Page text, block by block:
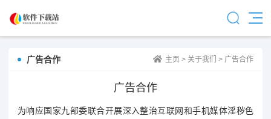
广告合作 主页 > 关于我们 > 广告合作
广告合作
为响应国家九部委联合开展深入整治互联网和手机媒体淫秽色